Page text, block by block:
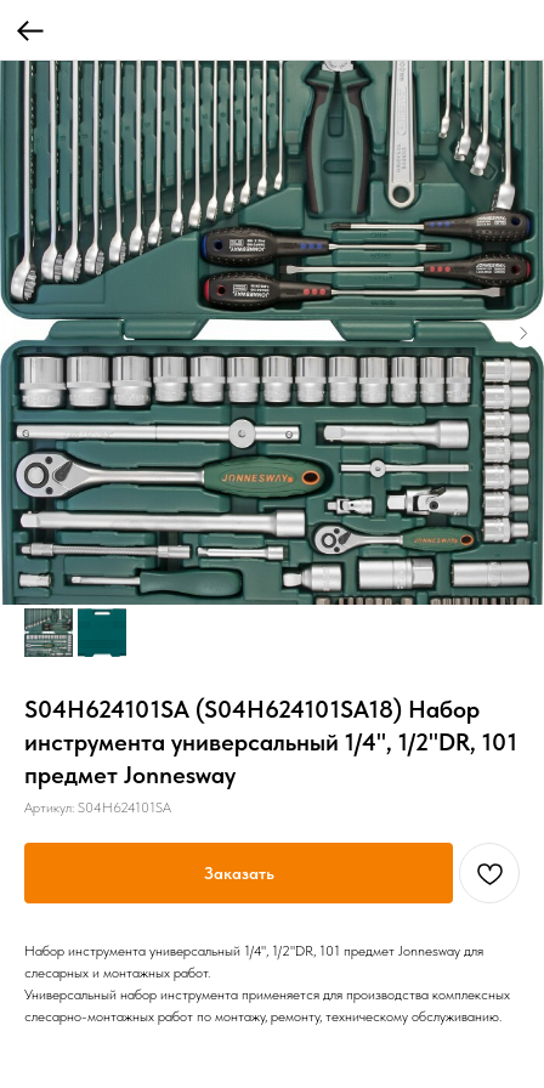
S04H624101SA (S04H624101SA18) Набор
инструмента универсальный 1/4", 1/2"DR, 101
предмет Jonnesway
Артикул: S04H624101SA
Заказать
Набор инструмента универсальный 1/4", 1/2"DR, 101 предмет Jonnesway для
слесарных и монтажных работ.
Универсальный набор инструмента применяется для производства комплексных
слесарно-монтажных работ по монтажу, ремонту, техническому обслуживанию.